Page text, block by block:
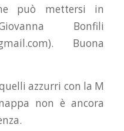
può mettersi in
Bonfili
Buona
azzurri con la M
non è ancora